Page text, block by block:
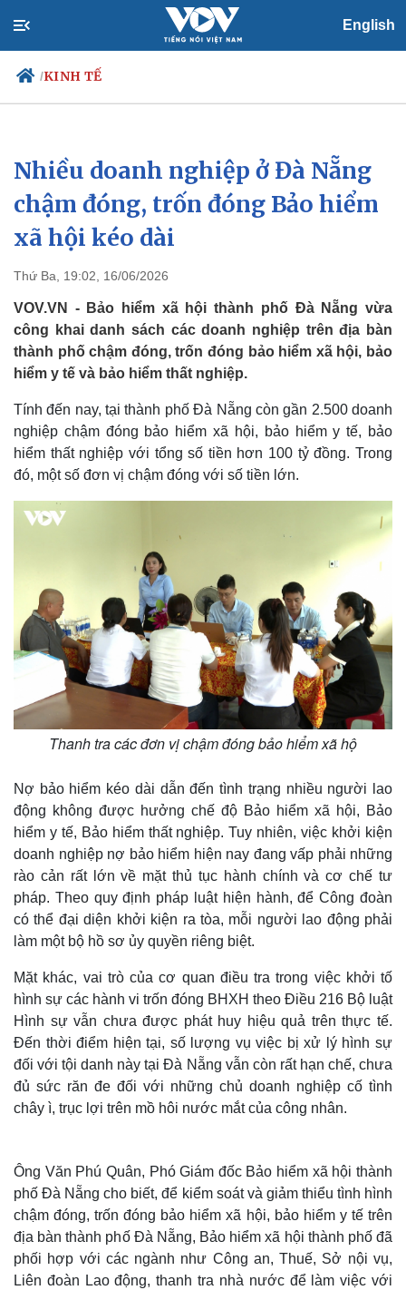
English
/KINH TẾ
Chính trị
Đảng
Tổ chức nhân sự
Quốc hội
Nhận diện sự thật
Xã hội
Tin 24h
Dự báo thời tiết
Nhiều doanh nghiệp ở Đà Nẵng
chậm đóng, trốn đóng Bảo hiểm
xã hội kéo dài
Thứ Ba, 19:02, 16/06/2026
VOV.VN - Bảo hiểm xã hội thành phố Đà Nẵng vừa
công khai danh sách các doanh nghiệp trên địa bàn
thành phố chậm đóng, trốn đóng bảo hiểm xã hội, bảo
hiểm y tế và bảo hiểm thất nghiệp.
Tính đến nay, tại thành phố Đà Nẵng còn gần 2.500 doanh
nghiệp chậm đóng bảo hiểm xã hội, bảo hiểm y tế, bảo
hiểm thất nghiệp với tổng số tiền hơn 100 tỷ đồng. Trong
đó, một số đơn vị chậm đóng với số tiền lớn.
Thanh tra các đơn vị chậm đóng bảo hiểm xã hộ
Nợ bảo hiểm kéo dài dẫn đến tình trạng nhiều người lao
động không được hưởng chế độ Bảo hiểm xã hội, Bảo
hiểm y tế, Bảo hiểm thất nghiệp. Tuy nhiên, việc khởi kiện
doanh nghiệp nợ bảo hiểm hiện nay đang vấp phải những
rào cản rất lớn về mặt thủ tục hành chính và cơ chế tư
pháp. Theo quy định pháp luật hiện hành, để Công đoàn
có thể đại diện khởi kiện ra tòa, mỗi người lao động phải
làm một bộ hồ sơ ủy quyền riêng biệt.
Mặt khác, vai trò của cơ quan điều tra trong việc khởi tố
hình sự các hành vi trốn đóng BHXH theo Điều 216 Bộ luật
Hình sự vẫn chưa được phát huy hiệu quả trên thực tế.
Đến thời điểm hiện tại, số lượng vụ việc bị xử lý hình sự
đối với tội danh này tại Đà Nẵng vẫn còn rất hạn chế, chưa
đủ sức răn đe đối với những chủ doanh nghiệp cố tình
chây ì, trục lợi trên mồ hôi nước mắt của công nhân.
Ông Văn Phú Quân, Phó Giám đốc Bảo hiểm xã hội thành
phố Đà Nẵng cho biết, để kiểm soát và giảm thiểu tình hình
chậm đóng, trốn đóng bảo hiểm xã hội, bảo hiểm y tế trên
địa bàn thành phố Đà Nẵng, Bảo hiểm xã hội thành phố đã
phối hợp với các ngành như Công an, Thuế, Sở nội vụ,
Liên đoàn Lao động, thanh tra nhà nước để làm việc với